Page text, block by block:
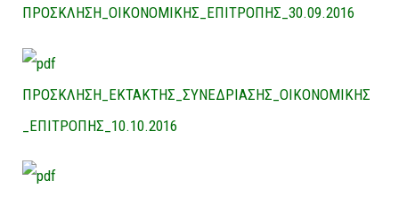
ΠΡΟΣΚΛΗΣΗ_ΟΙΚΟΝΟΜΙΚΗΣ_ΕΠΙΤΡΟΠΗΣ_30.09.2016
ΠΡΟΣΚΛΗΣΗ_ΕΚΤΑΚΤΗΣ_ΣΥΝΕΔΡΙΑΣΗΣ_ΟΙΚΟΝΟΜΙΚΗΣ
_ΕΠΙΤΡΟΠΗΣ_10.10.2016